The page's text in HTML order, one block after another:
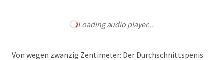
Loading audio player...
Von wegen zwanzig Zentimeter: Der Durchschnittspenis